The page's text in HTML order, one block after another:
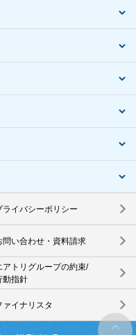
ライバシーポリシー
問い合わせ・資料請求
アトリグループの約束/
動指針
ァイナリスタ